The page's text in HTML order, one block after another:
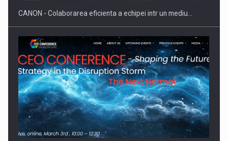
Fondul de investitii BoldMind si echipa de management a…
CANON - Colaborarea eficienta a echipei intr un mediu…